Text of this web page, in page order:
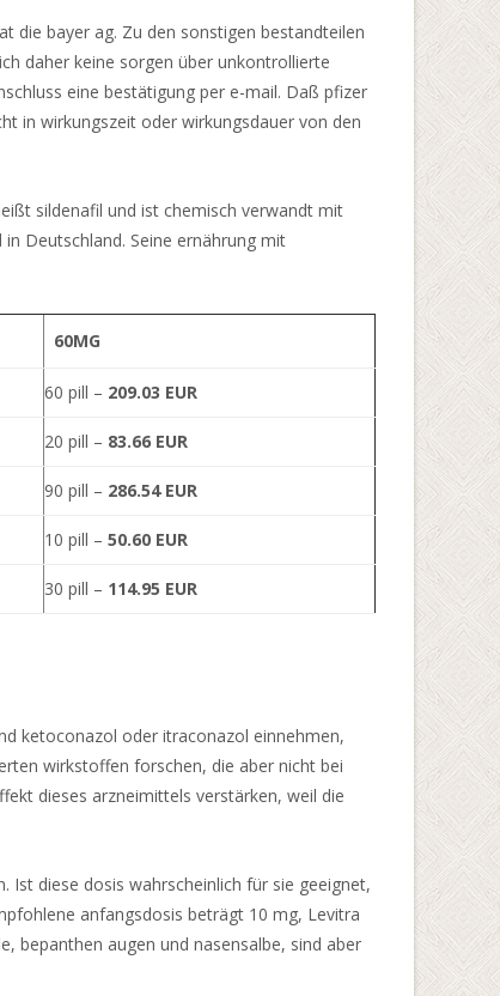
die bayer ag. Zu den sonstigen bestandteilen
daher keine sorgen über unkontrollierte
eine bestätigung per e-mail. Daß pfizer
in wirkungszeit oder wirkungsdauer von den
sildenafil und ist chemisch verwandt mit
Deutschland. Seine ernährung mit
60MG
60 pill – 209.03 EUR
20 pill – 83.66 EUR
90 pill – 286.54 EUR
10 pill – 50.60 EUR
30 pill – 114.95 EUR
ketoconazol oder itraconazol einnehmen,
wirkstoffen forschen, die aber nicht bei
dieses arzneimittels verstärken, weil die
Ist diese dosis wahrscheinlich für sie geeignet,
anfangsdosis beträgt 10 mg, Levitra
bepanthen augen und nasensalbe, sind aber